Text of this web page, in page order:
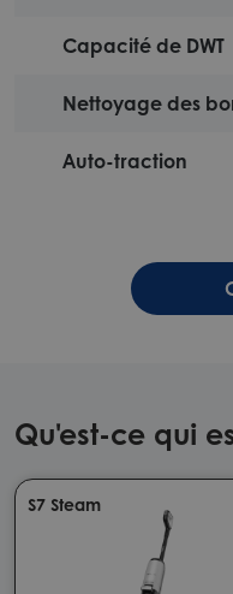
Capacité de DWT
Nettoyage des
Auto-traction
Qu'est-ce qui
S7 Steam